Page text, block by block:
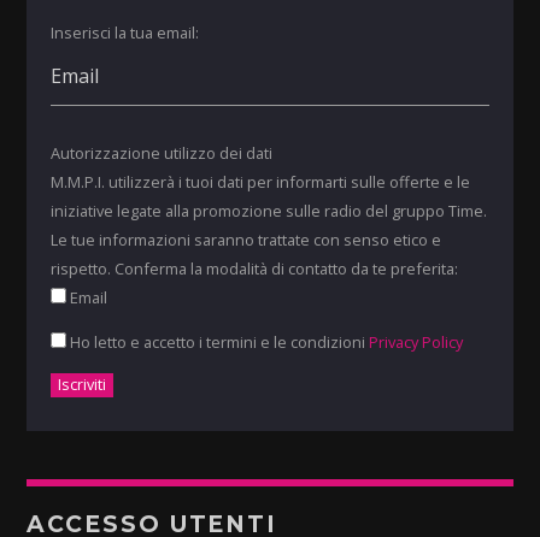
Inserisci la tua email:
Autorizzazione utilizzo dei dati
M.M.P.I. utilizzerà i tuoi dati per informarti sulle offerte e le
iniziative legate alla promozione sulle radio del gruppo Time.
Le tue informazioni saranno trattate con senso etico e
rispetto. Conferma la modalità di contatto da te preferita:
Email
Ho letto e accetto i termini e le condizioni Privacy Policy
ACCESSO UTENTI